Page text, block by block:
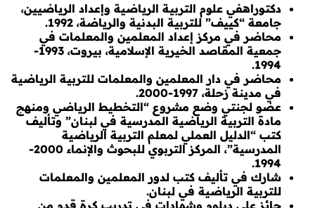
دكتوراهفي علوم التربية الرياضية وإعداد الرياضيين،
جامعة “كييف” للتربية البدنية والرياضة، 1992.
محاضر في مركز إعداد المعلمين والمعلمات في
جمعية المقاصد الخيرية الإسلامية، بيروت، 1993-
1994.
محاضر في دار المعلمين والمعلمات للتربية الرياضية
في مدينة زحلة، 1997-2000.
عضو لجنتي وضع مشروع “التخطيط الرياضي ومنهج
مادة التربية الرياضية المدرسية في لبنان” وتأليف
كتب “الدليل العملي لمعلم التربية الرياضية
المدرسية”، المركز التربوي للبحوث والإنماء 2000-
1994.
شارك في تأليف كتب لدور المعلمين والمعلمات
للتربية الرياضية في لبنان.
حائز على دبلوم وشهادات في تدريب كرة قدم من